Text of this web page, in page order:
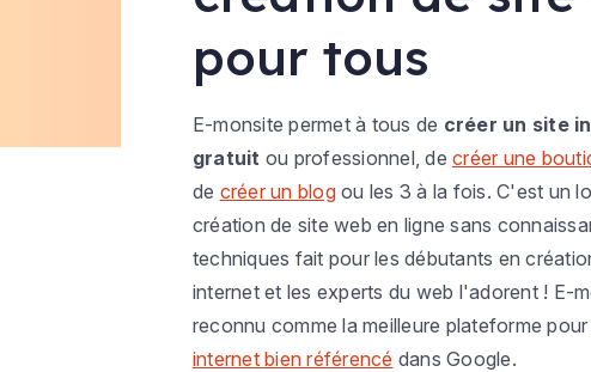
pour tous
E-monsite permet à tous de créer un site
gratuit ou professionnel, decréer une
de créer un blogou les 3 à la fois. C'est un
création de site web en ligne sans
techniques fait pour les débutants en
internet et les experts du web l'adorent ! E-
reconnu comme la meilleure plateforme pour
internet bien référencé dans Google.